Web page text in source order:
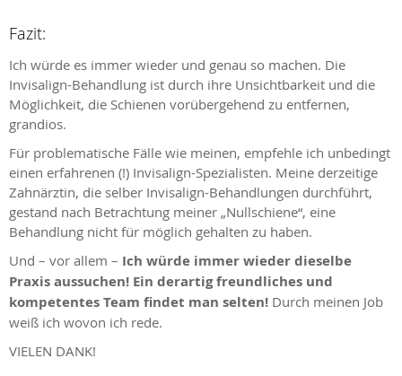
Fazit:
Ich würde es immer wieder und genau so machen. Die
Invisalign-Behandlung ist durch ihre Unsichtbarkeit und die
Möglichkeit, die Schienen vorübergehend zu entfernen,
grandios.
Für problematische Fälle wie meinen, empfehle ich unbedingt
einen erfahrenen (!) Invisalign-Spezialisten. Meine derzeitige
Zahnärztin, die selber Invisalign-Behandlungen durchführt,
gestand nach Betrachtung meiner „Nullschiene“, eine
Behandlung nicht für möglich gehalten zu haben.
Und – vor allem – Ich würde immer wieder dieselbe
Praxis aussuchen! Ein derartig freundliches und
kompetentes Team findet man selten! Durch meinen Job
weiß ich wovon ich rede.
VIELEN DANK!